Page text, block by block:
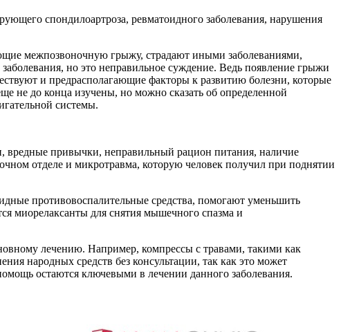
спондилоартроза, ревматоидного заболевания, нарушения
межпозвоночную грыжу, страдают иными заболеваниями,
но это неправильное суждение. Ведь появление грыжи
и предрасполагающие факторы к развитию болезни, которые
не до конца изучены, но можно сказать об определенной
системы.
вредные привычки, неправильный рацион питания, наличие
отделе и микротравма, которую человек получил при поднятии
противовоспалительные средства, помогают уменьшить
миорелаксанты для снятия мышечного спазма и
лечению. Например, компрессы с травами, такими как
народных средств без консультации, так как это может
остаются ключевыми в лечении данного заболевания.